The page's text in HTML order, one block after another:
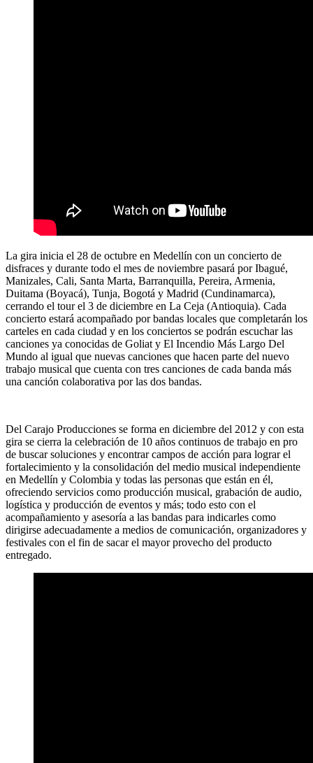
La gira inicia el 28 de octubre en Medellín con un concierto de
disfraces y durante todo el mes de noviembre pasará por Ibagué,
Manizales, Cali, Santa Marta, Barranquilla, Pereira, Armenia,
Duitama (Boyacá), Tunja, Bogotá y Madrid (Cundinamarca),
cerrando el tour el 3 de diciembre en La Ceja (Antioquia). Cada
concierto estará acompañado por bandas locales que completarán los
carteles en cada ciudad y en los conciertos se podrán escuchar las
canciones ya conocidas de Goliat y El Incendio Más Largo Del
Mundo al igual que nuevas canciones que hacen parte del nuevo
trabajo musical que cuenta con tres canciones de cada banda más
una canción colaborativa por las dos bandas.
Del Carajo Producciones se forma en diciembre del 2012 y con esta
gira se cierra la celebración de 10 años continuos de trabajo en pro
de buscar soluciones y encontrar campos de acción para lograr el
fortalecimiento y la consolidación del medio musical independiente
en Medellín y Colombia y todas las personas que están en él,
ofreciendo servicios como producción musical, grabación de audio,
logística y producción de eventos y más; todo esto con el
acompañamiento y asesoría a las bandas para indicarles como
dirigirse adecuadamente a medios de comunicación, organizadores y
festivales con el fin de sacar el mayor provecho del producto
entregado.